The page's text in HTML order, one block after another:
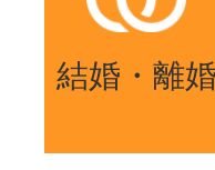
結婚・離婚